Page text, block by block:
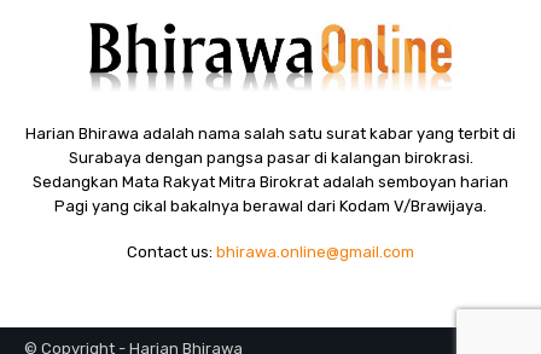
Harian Bhirawa adalah nama salah satu surat kabar yang terbit di
Surabaya dengan pangsa pasar di kalangan birokrasi.
Sedangkan Mata Rakyat Mitra Birokrat adalah semboyan harian
Pagi yang cikal bakalnya berawal dari Kodam V/Brawijaya.
Contact us: bhirawa.online@gmail.com
© Copyright - Harian Bhirawa